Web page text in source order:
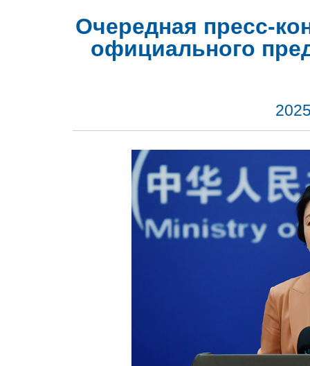
Очередная пресс-
официального